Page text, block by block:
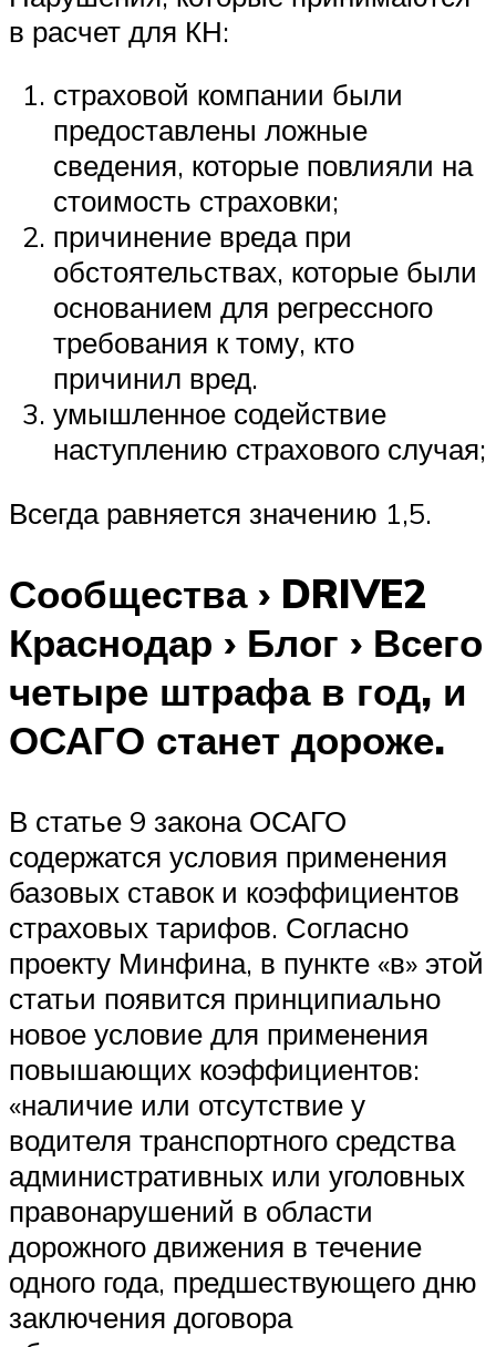
в расчет для КН:
страховой компании были
предоставлены ложные
сведения, которые повлияли на
стоимость страховки;
причинение вреда при
обстоятельствах, которые были
основанием для регрессного
требования к тому, кто
причинил вред.
умышленное содействие
наступлению страхового случая;
Всегда равняется значению 1,5.
Сообщества › DRIVE2
Краснодар › Блог › Всего
четыре штрафа в год, и
ОСАГО станет дороже.
В статье 9 закона ОСАГО
содержатся условия применения
базовых ставок и коэффициентов
страховых тарифов. Согласно
проекту Минфина, в пункте «в» этой
статьи появится принципиально
новое условие для применения
повышающих коэффициентов:
«наличие или отсутствие у
водителя транспортного средства
административных или уголовных
правонарушений в области
дорожного движения в течение
одного года, предшествующего дню
заключения договора